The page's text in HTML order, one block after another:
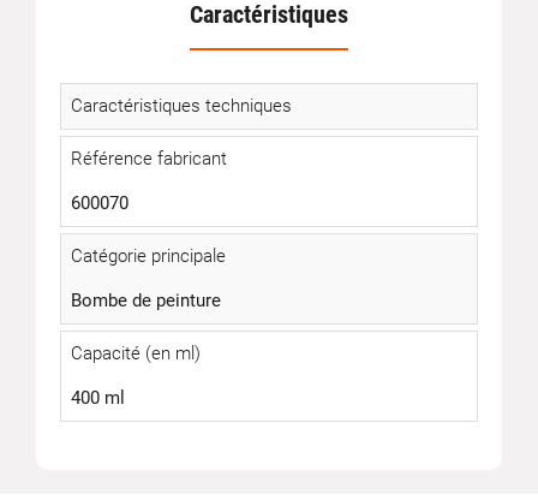
Caractéristiques
Caractéristiques techniques
Référence fabricant
600070
Catégorie principale
Bombe de peinture
Capacité (en ml)
400 ml